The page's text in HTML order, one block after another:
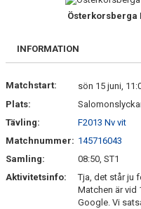
VÅRA LAG
STYRELSE
DOKUMENT
BILDGALLERI
Österkorsberga
INFORMATION
Matchstart:
sön 15 juni,
Plats:
Tävling:
F2013 Nv vit
Matchnummer: 145716043
Samling:
08:50, ST1
Aktivitetsinfo:
Tja, det står ju
Matchen är vid
Google. Vi